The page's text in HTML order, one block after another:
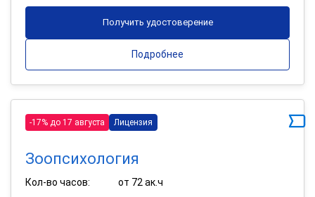
Получить удостоверение
Подробнее
-17% до 17 августа Лицензия
Зоопсихология
Кол-во часов:
от 72 ак.ч